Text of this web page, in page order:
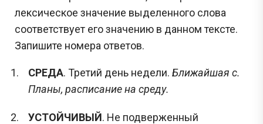
лексическое значение выделенного слова
соответствует его значению в данном тексте.
Запишите номера ответов.
СРЕДА. Третий день недели.Ближайшая с.
Планы, расписание на среду.
УСТОЙЧИВЫЙ. Не подверженный
Задания с Дальнего востока присылаются выпускниками, уже прошедшими
начала проведения ЕГЭ на Дальнем востоке публикация реальных заданий не
осуществляется, поскольку они заранее никому не известны.
Перейти